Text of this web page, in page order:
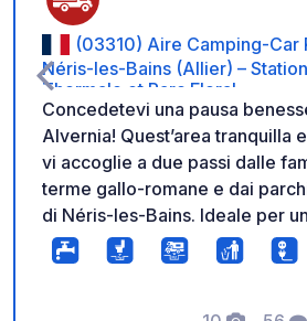
(03310) Aire Camping-Car
Néris-les-Bains (Allier) – Station
Thermale et Parc Floral
Concedetevi una pausa
Alvernia! Quest’area tranquilla
vi accoglie a due passi dalle
terme gallo-romane e dai
di Néris-les-Bains. Ideale per una cura
termale o per godersi sentieri
escursionistici e patrimonio